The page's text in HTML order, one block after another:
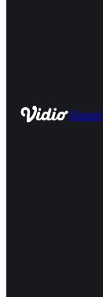
Home